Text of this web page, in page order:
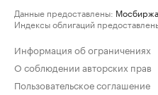
Данные предоставлены: Мосбиржа
Индексы облигаций
Информация об ограничениях
О соблюдении авторских прав
Пользовательское соглашение